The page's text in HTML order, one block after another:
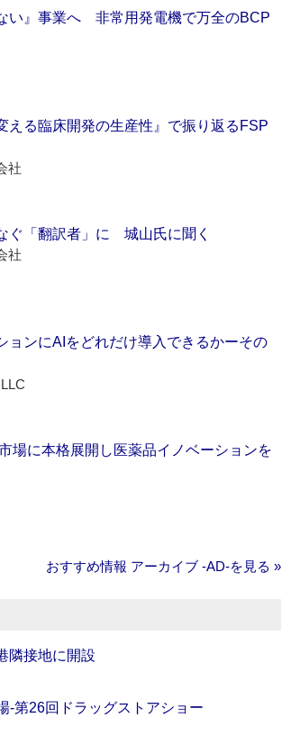
い』事業へ 非常用発電機で万全のBCP
える臨床開発の生産性』で振り返るFSP
社
ぐ「翻訳者」に 城山氏に聞く
社
ョンにAIをどれだけ導入できるかーその
場に本格展開し医薬品イノベーションを
おすすめ情報 アーカイブ ‐AD‐を見る »
隣接地に開設
‐第26回ドラッグストアショー